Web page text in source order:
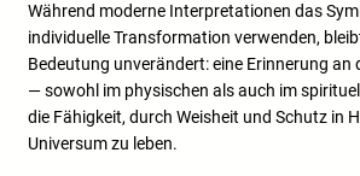
Während moderne Interpretationen das
individuelle Transformation verwenden,
Bedeutung unverändert: eine Erinnerung an
— sowohl im physischen als auch im
die Fähigkeit, durch Weisheit und Schutz in
Universum zu leben.